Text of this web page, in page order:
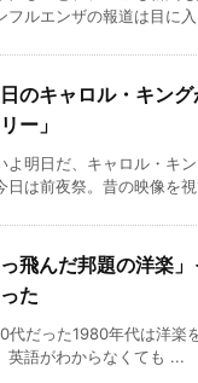
フルエンザの報道は目に
のキャロル・キン
ー」
よ明日だ、キャロル・キ
日は前夜祭。昔の映像を
っ飛んだ邦題の洋楽
た
代だった1980年代は洋楽
英語がわからなくても ...